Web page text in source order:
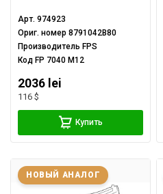
Арт.974923
Ориг. номер8791042B80
Производитель FPS
Код FP 7040 M12
2036 lei
116 $
Купить
НОВЫЙ АНАЛОГ